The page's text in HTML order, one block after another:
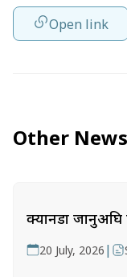
Open link
Other News
क्यानडा जानुअघि
20 July, 2026 |